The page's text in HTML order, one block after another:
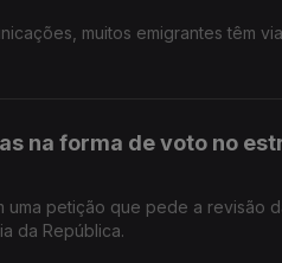
muitos emigrantes têm
na forma de voto no
uma petição que pede a revisão
da República.